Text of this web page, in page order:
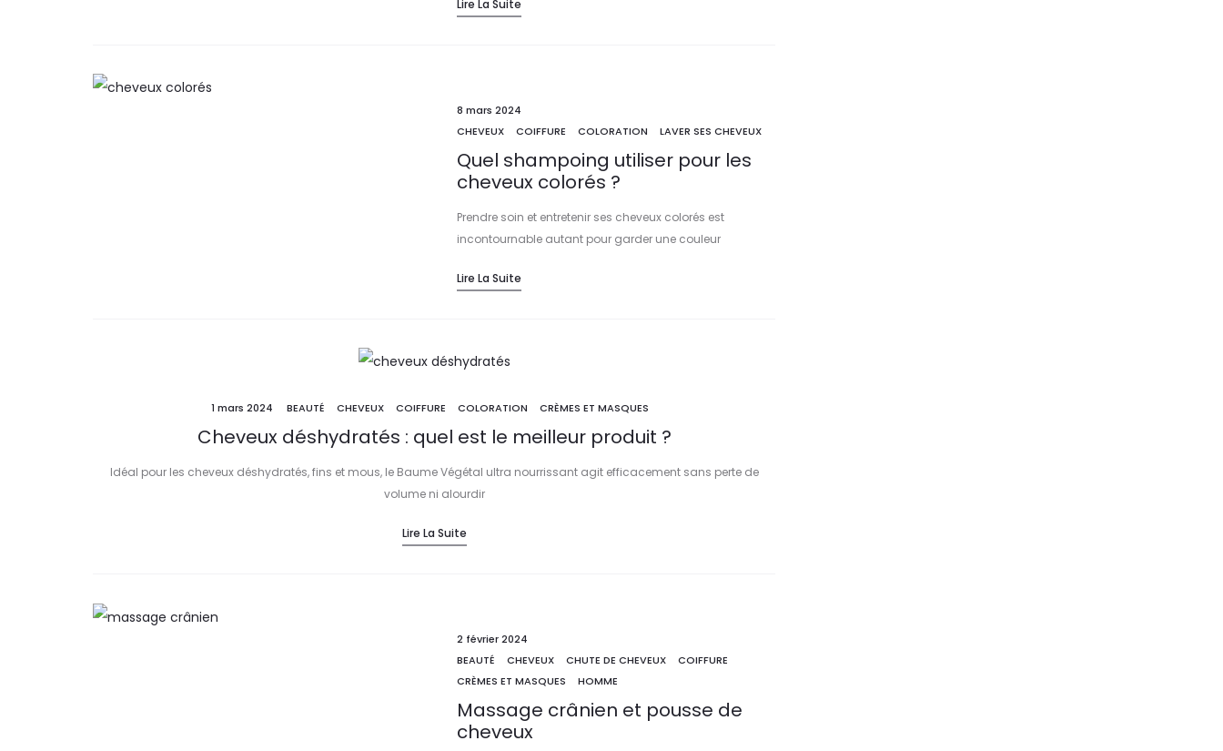
Lire La Suite
8 mars 2024
CHEVEUX
COIFFURE COLORATION LAVER SES CHEVEUX
Quel shampoing utiliser pour les
cheveux colorés ?
Prendre soin et entretenir ses cheveux colorés est
incontournable autant pour garder une couleur
Lire La Suite
1 mars 2024 BEAUTÉ CHEVEUX COIFFURE COLORATION CRÈMES ET MASQUES
Cheveux déshydratés : quel est le meilleur produit ?
Idéal pour les cheveux déshydratés, fins et mous, le Baume Végétal ultra nourrissant agit efficacement sans perte de
volume ni alourdir
Lire La Suite
2 février 2024
BEAUTÉ
CHEVEUX CHUTE DE CHEVEUX
COIFFURE
CRÈMES ET MASQUES
HOMME
Massage crânien et pousse de
cheveux